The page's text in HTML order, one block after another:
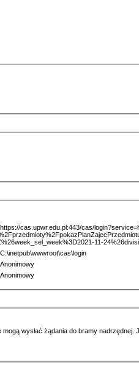
cas.upwr.edu.pl:443/cas/
11-
wysłać żądania do bramy